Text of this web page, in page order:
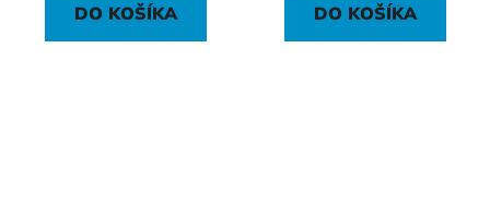
DO KOŠÍKA DO KOŠÍKA